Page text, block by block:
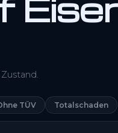
TÜV Totalschaden